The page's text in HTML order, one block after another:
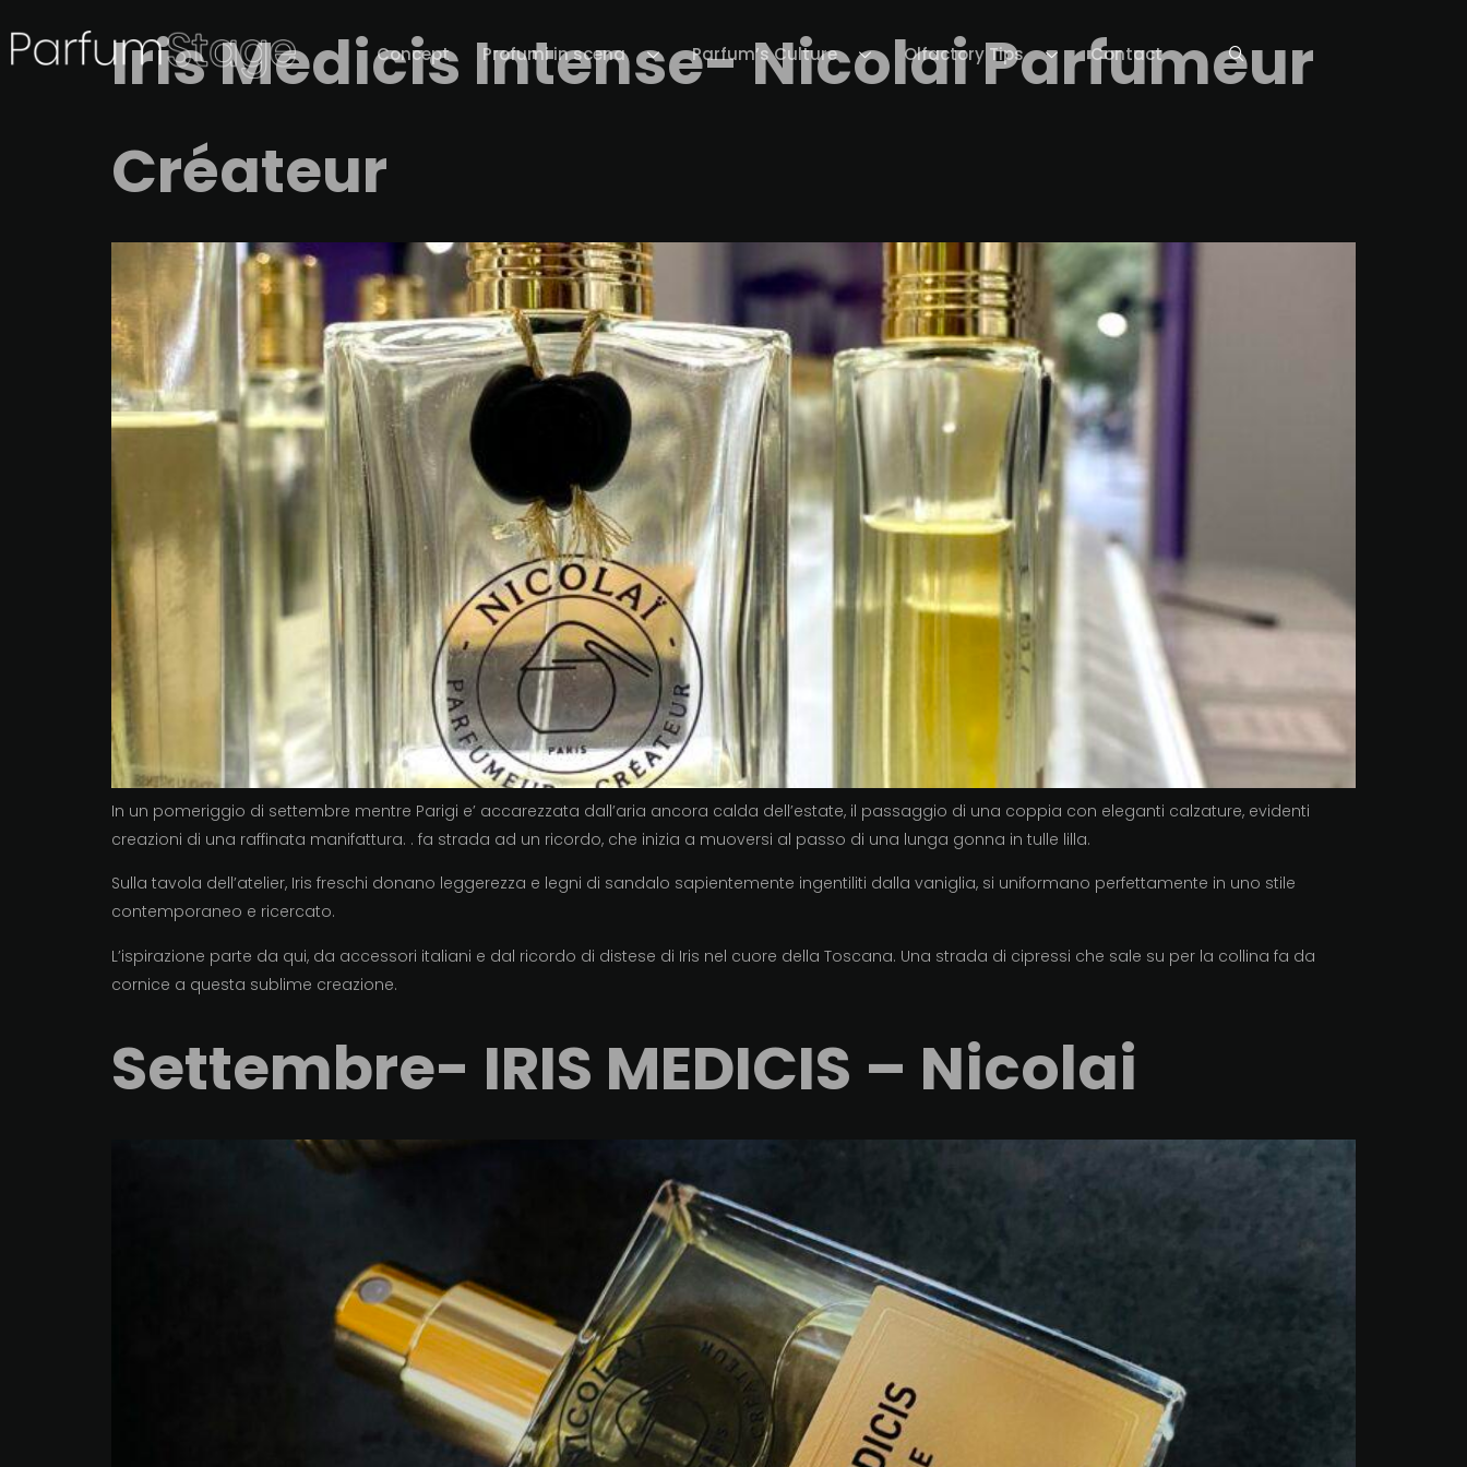
Concept Profumi in scena Parfum’s Culture Olfactory Tips Contact
Iris Medicis Intense- Nicolai Parfumeur
Créateur
In un pomeriggio di settembre mentre Parigi e’ accarezzata dall’aria ancora calda dell’estate, il passaggio di una coppia con eleganti calzature, evidenti
creazioni di una raffinata manifattura. . fa strada ad un ricordo, che inizia a muoversi al passo di una lunga gonna in tulle lilla.
Sulla tavola dell’atelier, Iris freschi donano leggerezza e legni di sandalo sapientemente ingentiliti dalla vaniglia, si uniformano perfettamente in uno stile
contemporaneo e ricercato.
L’ispirazione parte da qui, da accessori italiani e dal ricordo di distese di Iris nel cuore della Toscana. Una strada di cipressi che sale su per la collina fa da
cornice a questa sublime creazione.
Settembre- IRIS MEDICIS – Nicolai